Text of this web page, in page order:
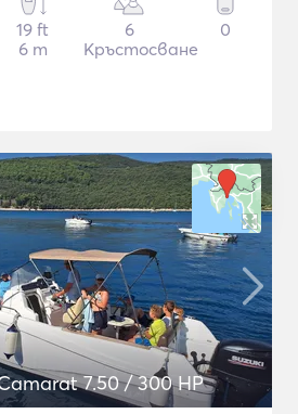
19 ft
6 m
6
Кръстосване
0
7.50 / 300 HP